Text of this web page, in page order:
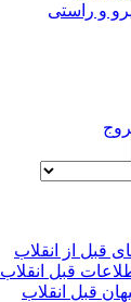
و راستی
قبل از انقلاب
قبل انقلاب
قبل انقلاب